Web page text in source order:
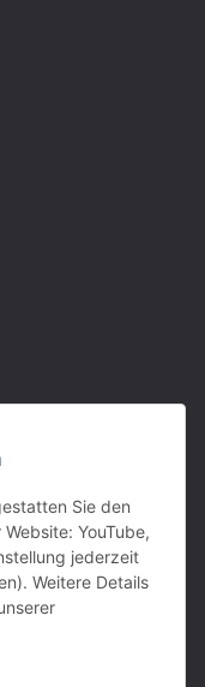
Sie den
YouTube,
jederzeit
Weitere Details